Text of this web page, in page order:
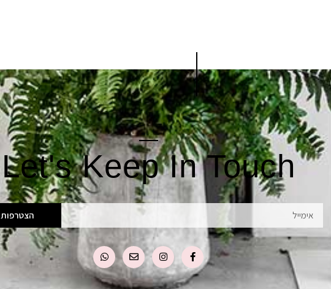
Let's Keep In Touch
הצטרפות